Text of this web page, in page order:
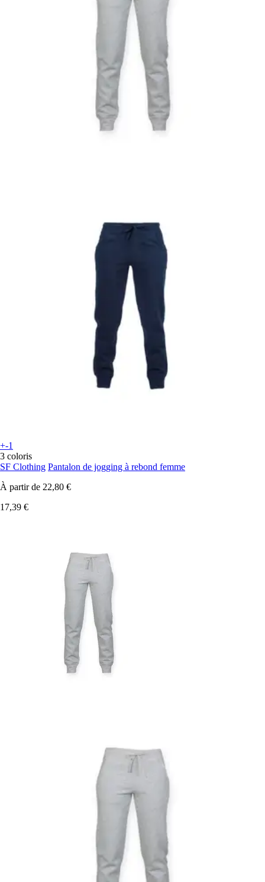
+-1
3 coloris
SF Clothing Pantalon de jogging à rebond femme
À partir de 22,80 €
17,39 €